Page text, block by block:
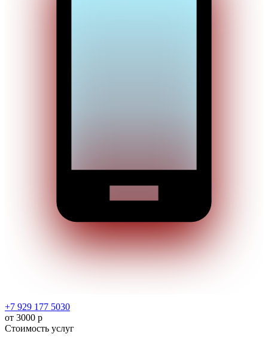
+7 929 177 5030
от 3000 р
Стоимость услуг